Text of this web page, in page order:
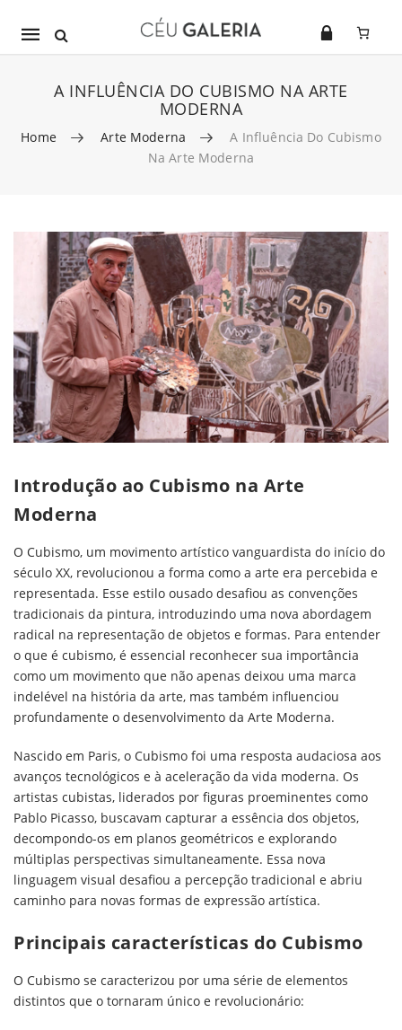
Mobile
A INFLUÊNCIA DO CUBISMO NA ARTE
MODERNA
Home Arte Moderna
A Influência Do Cubismo
Na Arte Moderna
Skip to content
Introdução ao Cubismo na Arte
Moderna
O Cubismo, um movimento artístico vanguardista do início do
século XX, revolucionou a forma como a arte era percebida e
representada. Esse estilo ousado desafiou as convenções
tradicionais da pintura, introduzindo uma nova abordagem
radical na representação de objetos e formas. Para entender
o que é cubismo, é essencial reconhecer sua importância
como um movimento que não apenas deixou uma marca
indelével na história da arte, mas também influenciou
profundamente o desenvolvimento da Arte Moderna.
Nascido em Paris, o Cubismo foi uma resposta audaciosa aos
avanços tecnológicos e à aceleração da vida moderna. Os
artistas cubistas, liderados por figuras proeminentes como
Pablo Picasso, buscavam capturar a essência dos objetos,
decompondo-os em planos geométricos e explorando
múltiplas perspectivas simultaneamente. Essa nova
linguagem visual desafiou a percepção tradicional e abriu
caminho para novas formas de expressão artística.
Principais características do Cubismo
O Cubismo se caracterizou por uma série de elementos
distintos que o tornaram único e revolucionário: